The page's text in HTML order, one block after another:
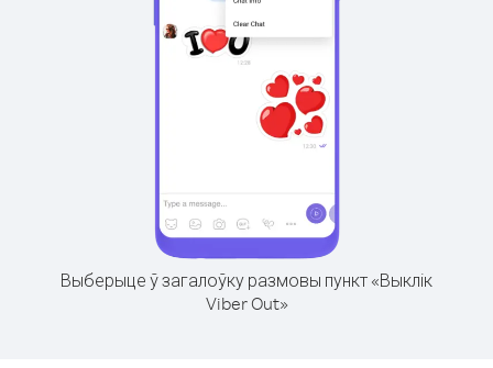
Выберыце ў загалоўку размовы пункт «Выклік
Viber Out»